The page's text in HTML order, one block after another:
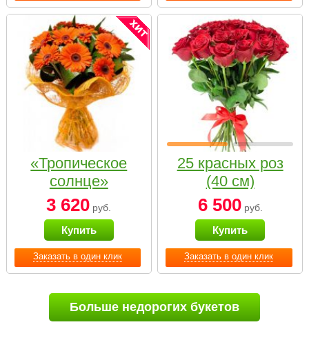
Заказать в один клик
«Тропическое
солнце»
3 620 руб.
Купить
Заказать в один клик
25 красных роз
(40 см)
6 500руб.
Купить
Больше недорогих букетов